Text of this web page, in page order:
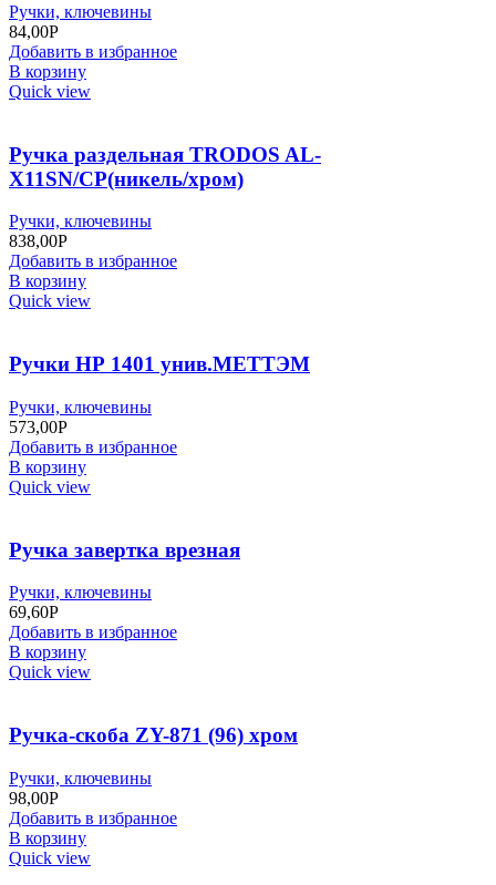
Ручки, ключевины
84,00Р
Добавить в избранное
В корзину
Quick view
Ручка раздельная TRODOS AL-
X11SN/CP(никель/хром)
Ручки, ключевины
838,00Р
Добавить в избранное
В корзину
Quick view
Ручки НР 1401 унив.МЕТТЭМ
Ручки, ключевины
573,00Р
Добавить в избранное
В корзину
Quick view
Ручка завертка врезная
Ручки, ключевины
69,60Р
Добавить в избранное
В корзину
Quick view
Ручка-скоба ZY-871 (96) хром
Ручки, ключевины
98,00Р
Добавить в избранное
В корзину
Quick view